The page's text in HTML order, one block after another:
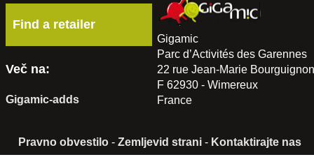
Find a retailer
Več na:
Gigamic-adds
Gigamic
Parc d’Activités des Garennes
22 rue Jean-Marie Bourguignon
F 62930 - Wimereux
France
Pravno obvestilo -Zemljevid strani - Kontaktirajte nas